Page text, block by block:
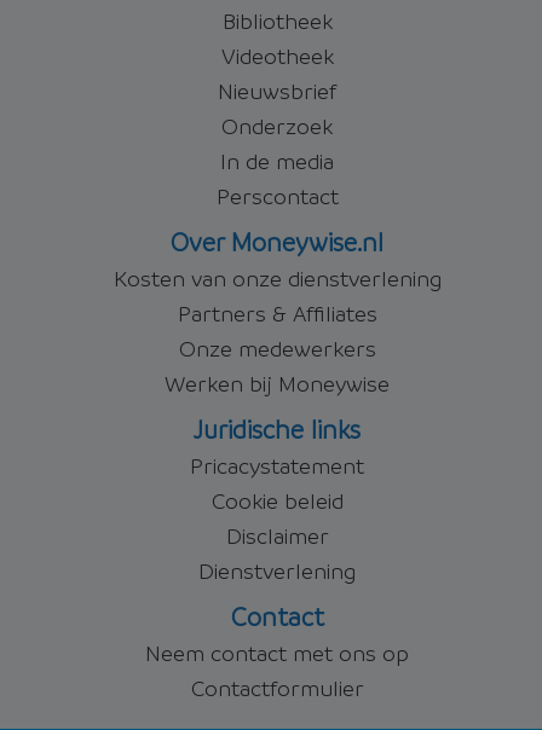
Bibliotheek
Videotheek
Nieuwsbrief
Onderzoek
In de media
Perscontact
Over Moneywise.nl
Kosten van onze dienstverlening
Partners & Affiliates
Onze medewerkers
Werken bij Moneywise
Juridische links
Pricacystatement
Cookie beleid
Disclaimer
Dienstverlening
Contact
Neem contact met ons op
Contactformulier